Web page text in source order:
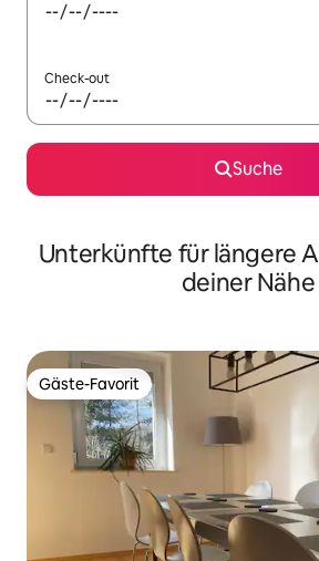
Check-out
Suche
Unterkünfte für längere
deiner Nähe
Gäste-Favorit
Gäste-Favorit